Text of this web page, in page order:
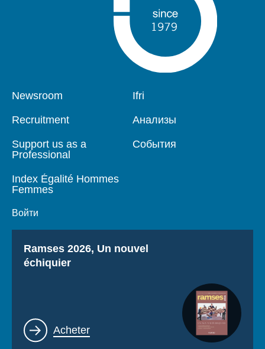
Pied
Newsroom
Recruitment
Support us as a
Professional
Index Égalité Hommes
Femmes
Войти
Navigation
Ifri
Анализы
События
Titre
Ramses 2026, Un nouvel
échiquier
Lien
Acheter